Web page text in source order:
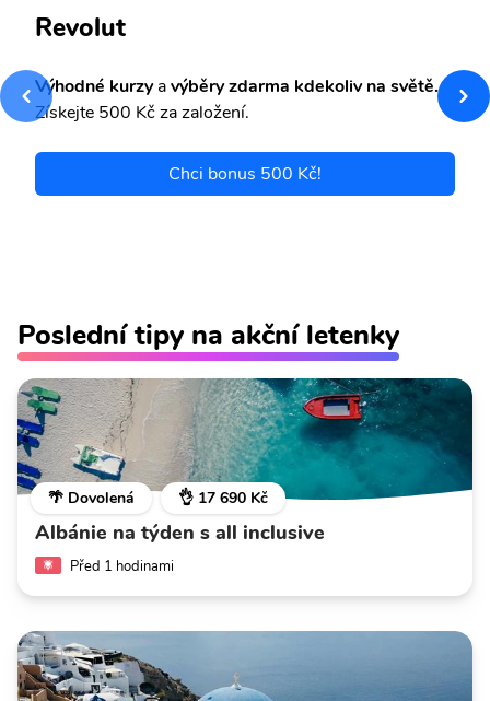
Revolut
Výhodné kurzyavýběry zdarma kdekoliv na světě.
Získejte 500 Kč za založení.
Chci bonus 500 Kč!
Poslední tipy na akční letenky
🌴 Dovolená 👌 17 690 Kč
Albánie na týden s all inclusive
Před 1 hodinami